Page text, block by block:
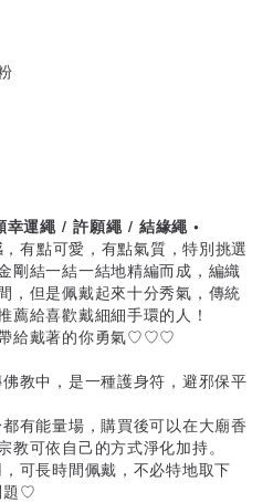
運繩 / 許願繩 / 結緣繩 •
有點可愛，有點氣質，特別挑選
剛結一結一結地精編而成，編織
，但是佩戴起來十分秀氣，傳統
薦給喜歡戴細細手環的人！
帶給戴著的你勇氣♡♡♡
教中，是一種護身符，避邪保平
有能量場，購買後可以在大廟香
可依自己的方式淨化加持。
可長時間佩戴，不必特地取下
題♡